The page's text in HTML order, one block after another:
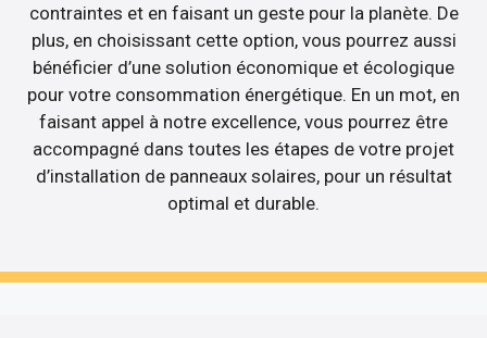
contraintes et en faisant un geste pour la planète. De
plus, en choisissant cette option, vous pourrez aussi
bénéficier d’une solution économique et écologique
pour votre consommation énergétique. En un mot, en
faisant appel à notre excellence, vous pourrez être
accompagné dans toutes les étapes de votre projet
d’installation de panneaux solaires, pour un résultat
optimal et durable.